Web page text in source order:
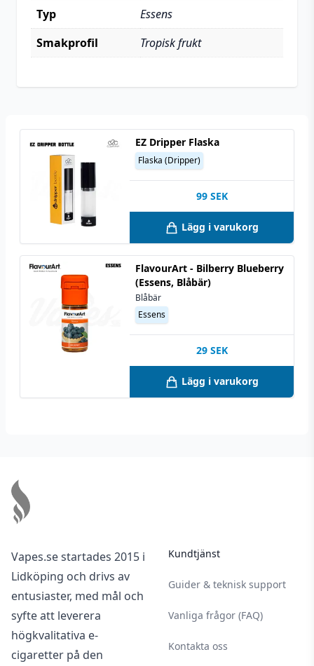
Typ
Essens
Smakprofil
Tropisk frukt
EZ Dripper Flaska
Flaska (Dripper)
99 SEK
Lägg i varukorg
FlavourArt - Bilberry Blueberry
(Essens, Blåbär)
Blåbär
Essens
29 SEK
Lägg i varukorg
Vapes.se startades 2015 i
Lidköping och drivs av
entusiaster, med mål och
syfte att leverera
högkvalitativa e-
cigaretter på den
Kundtjänst
Guider & teknisk support
Vanliga frågor (FAQ)
Kontakta oss